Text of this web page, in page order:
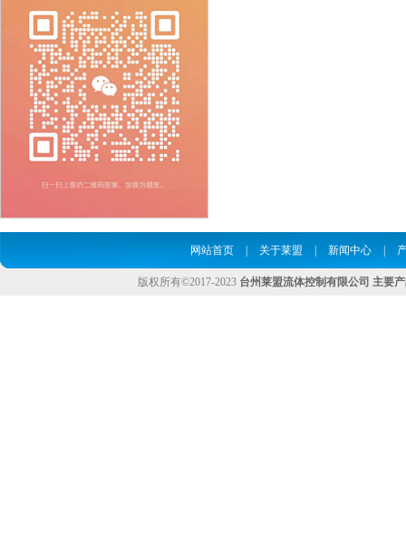
网站首页 关于莱盟 新闻中心
版权所有©2017-2023 台州莱盟流体控制有限公司 主要